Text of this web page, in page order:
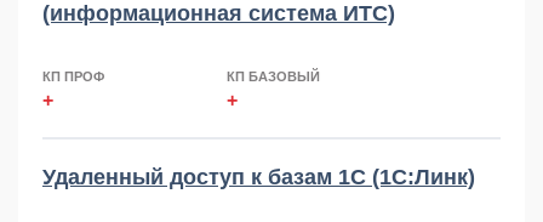
(информационная система ИТС)
КП ПРОФ
+
КП БАЗОВЫЙ
+
Удаленный доступ к базам 1С (1С:Линк)